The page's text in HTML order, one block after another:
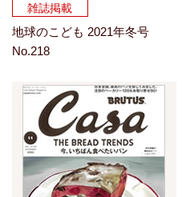
雑誌掲載
地球のこども 2021年冬号
No.218